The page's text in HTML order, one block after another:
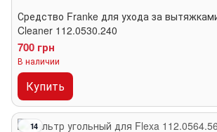
Средство Franke для ухода за
Cleaner 112.0530.240
700 грн
В наличии
Купить
14